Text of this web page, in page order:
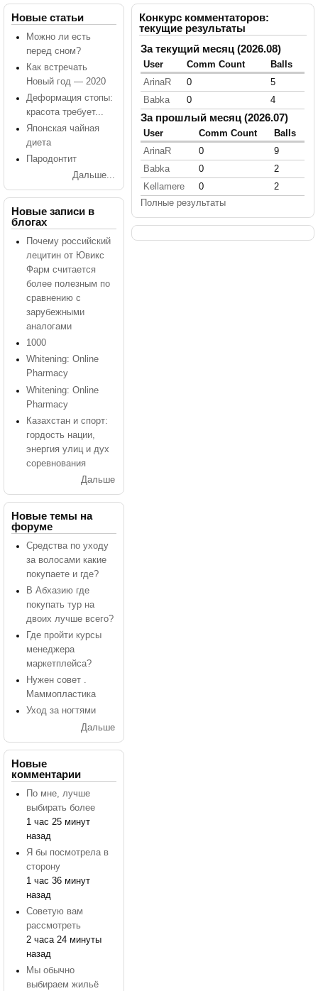
Новые статьи
Можно ли есть
перед сном?
Как встречать
Новый год — 2020
Деформация стопы:
красота требует...
Японская чайная
диета
Пародонтит
Дальше...
Новые записи в
блогах
Почему российский
лецитин от Ювикс
Фарм считается
более полезным по
сравнению с
зарубежными
аналогами
1000
Whitening: Online
Pharmacy
Whitening: Online
Pharmacy
Казахстан и спорт:
гордость нации,
энергия улиц и дух
соревнования
Дальше
Новые темы на
форуме
Средства по уходу
за волосами какие
покупаете и где?
В Абхазию где
покупать тур на
двоих лучше всего?
Где пройти курсы
менеджера
маркетплейса?
Нужен совет .
Маммопластика
Уход за ногтями
Дальше
Новые
комментарии
По мне, лучше
выбирать более
1 час 25 минут
назад
Я бы посмотрела в
сторону
1 час 36 минут
назад
Советую вам
рассмотреть
2 часа 24 минуты
назад
Мы обычно
выбираем жильё
Конкурс комментаторов:
текущие результаты
За текущий месяц (2026.08)
User Comm Count
Balls
ArinaR
0
5
Babka
0 4
За прошлый месяц (2026.07)
User Comm Count
Balls
ArinaR
0
9
Babka
0
2
Kellamere
0
2
Полные результаты